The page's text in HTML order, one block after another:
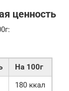
ценность
На 100г
180 ккал